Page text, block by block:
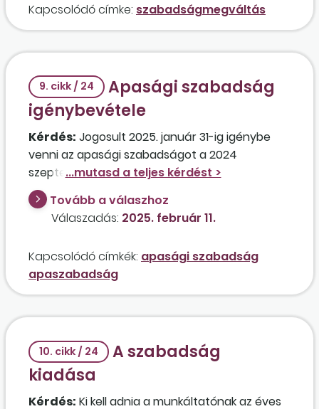
Kapcsolódó címke: szabadságmegváltás
9. cikk / 24
Apasági szabadság
igénybevétele
Kérdés: Jogosult 2025. január 31-ig igénybe
venni az apasági szabadságot a 2024
szeptemberében született gyermeke után az
apa abban az esetben, ha 2024-ben egy napot
sem vett igénybe?
Tovább a válaszhoz
Válaszadás: 2025. február 11.
Kapcsolódó címkék: apasági szabadság
apaszabadság
10. cikk / 24
A szabadság
kiadása
Kérdés: Ki kell adnia a munkáltatónak az éves